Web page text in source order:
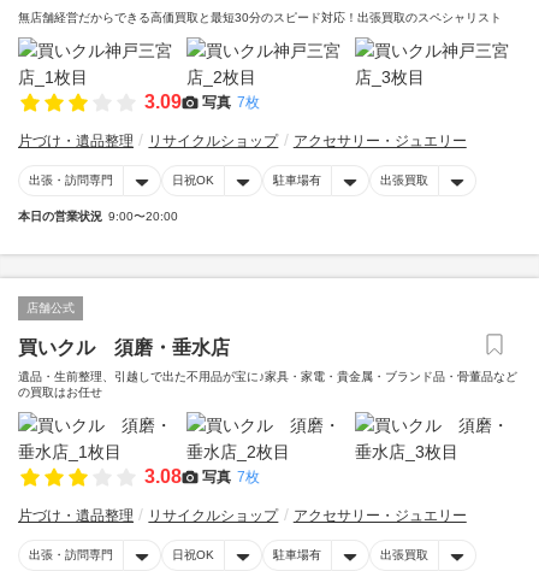
無店舗経営だからできる高価買取と最短30分のスピード対応！出張買取のスペシャリスト
3.09 写真 7枚
片づけ・遺品整理 リサイクルショップ アクセサリー・ジュエリー
出張・訪問専門 日祝OK 駐車場有 出張買取
本日の営業状況 9:00〜20:00
店舗公式
買いクル 須磨・垂水店
遺品・生前整理、引越しで出た不用品が宝に♪家具・家電・貴金属・ブランド品・骨董品など
の買取はお任せ
3.08 写真 7枚
片づけ・遺品整理 リサイクルショップ アクセサリー・ジュエリー
出張・訪問専門 日祝OK 駐車場有 出張買取